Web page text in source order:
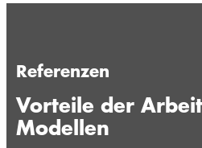
Referenzen
Vorteile der
Modellen